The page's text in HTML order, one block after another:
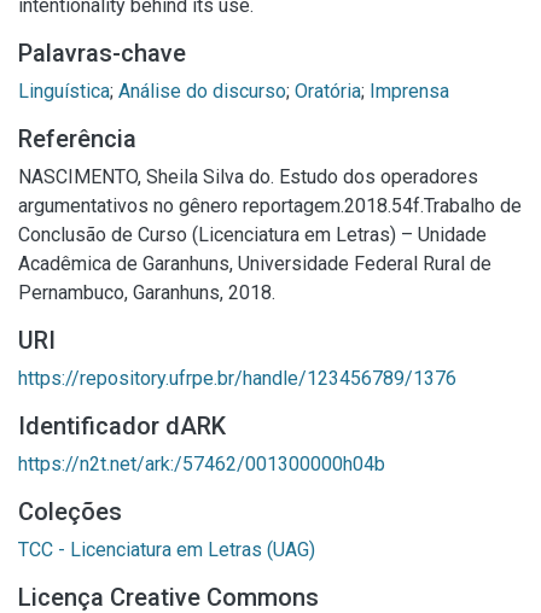
intentionality behind its use.
Palavras-chave
Linguística; Análise do discurso; Oratória; Imprensa
Referência
NASCIMENTO, Sheila Silva do. Estudo dos operadores
argumentativos no gênero reportagem.2018.54f.Trabalho de
Conclusão de Curso (Licenciatura em Letras) – Unidade
Acadêmica de Garanhuns, Universidade Federal Rural de
Pernambuco, Garanhuns, 2018.
URI
https://repository.ufrpe.br/handle/123456789/1376
Identificador dARK
https://n2t.net/ark:/57462/001300000h04b
Coleções
TCC - Licenciatura em Letras (UAG)
Licença Creative Commons